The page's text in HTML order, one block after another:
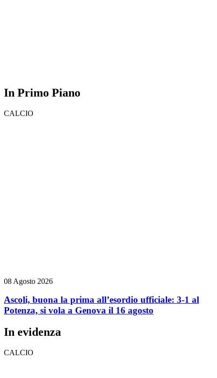
In Primo Piano
CALCIO
08 Agosto 2026
Ascoli, buona la prima all’esordio ufficiale: 3-1 al
Potenza, si vola a Genova il 16 agosto
In evidenza
CALCIO